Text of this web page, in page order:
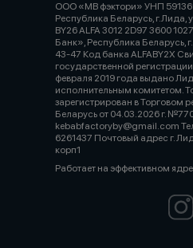
ООО «МВ фэктори» УНП
Республика Беларусь, г.Лида,
BY26 ALFA 3012 2D97 3600
Банк», Республика Беларусь,
43-47 Код банка ALFABY2X
государственной
февраля 2019 года выдано
исполнительным комитетом.
зарегистрирован в Торговом
Беларусь от 04.03.2026 г.
kebabfactoryby@gmail.com
6261437 Почтовый адрес г.
корп1
Работает на эффективном ядре